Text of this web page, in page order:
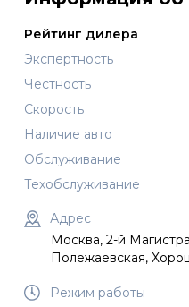
Рейтинг дилера
Экспертность
Честность
Скорость
Наличие авто
Обслуживание
Техобслуживание
Адрес
Москва, 2-й
Полежаевская,
Режим работы